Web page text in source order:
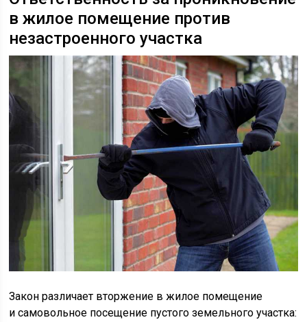
в жилое помещение против
незастроенного участка
Закон различает вторжение в жилое помещение
и самовольное посещение пустого земельного участка: